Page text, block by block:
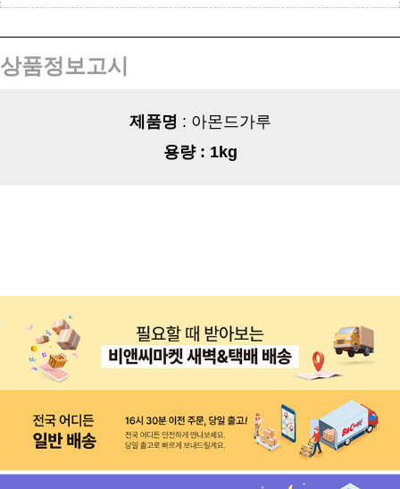
상품정보고시
제품명 : 아몬드가루
용량 : 1kg